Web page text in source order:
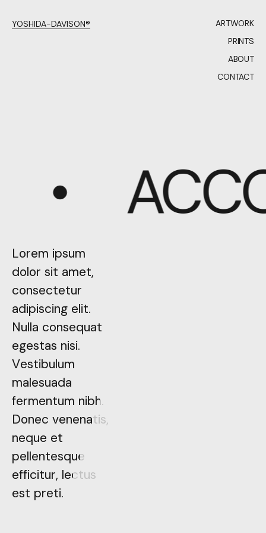
ARTWORK
PRINTS
ABOUT
CONTACT
YOSHIDA-DAVISON®
Lorem ipsum
Lorem ipsum
dolor sit amet,
dolor sit amet,
consectetur
consectetur
adipiscing elit.
adipiscing elit.
Nulla consequat
Nulla consequat
egestas nisi.
egestas nisi.
Vestibulum
Vestibulum
malesuada
malesuada
fermentum nibh.
fermentum nibh.
Donec venenatis,
Donec venenatis,
neque et
neque et
pellentesque
pellentesque
efficitur, lectus
efficitur, lectus
est preti.
est preti.